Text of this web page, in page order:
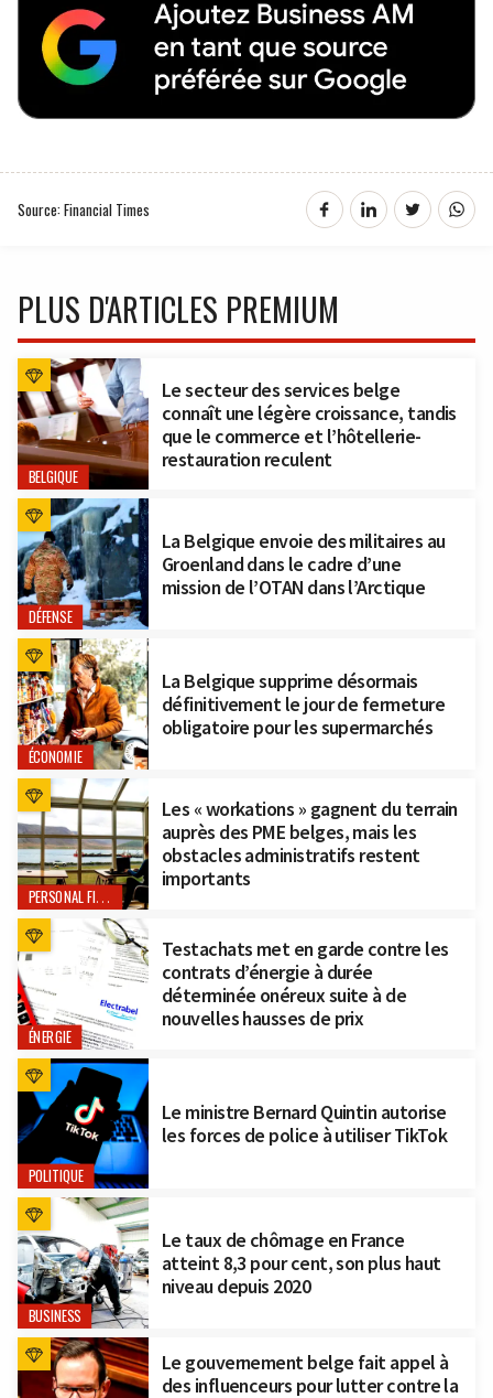
Source: Financial Times
PLUS D'ARTICLES PREMIUM
BELGIQUE
Le secteur des services belge
connaît une légère croissance, tandis
que le commerce et l’hôtellerie-
restauration reculent
DÉFENSE
La Belgique envoie des militaires au
Groenland dans le cadre d’une
mission de l’OTAN dans l’Arctique
ÉCONOMIE
La Belgique supprime désormais
définitivement le jour de fermeture
obligatoire pour les supermarchés
PERSONAL FINANCE
Les « workations » gagnent du terrain
auprès des PME belges, mais les
obstacles administratifs restent
importants
ÉNERGIE
Testachats met en garde contre les
contrats d’énergie à durée
déterminée onéreux suite à de
nouvelles hausses de prix
POLITIQUE
Le ministre Bernard Quintin autorise
les forces de police à utiliser TikTok
BUSINESS
Le taux de chômage en France
atteint 8,3 pour cent, son plus haut
niveau depuis 2020
Le gouvernement belge fait appel à
des influenceurs pour lutter contre la